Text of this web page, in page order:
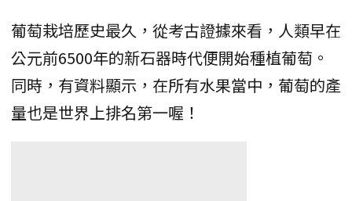
葡萄栽培歷史最久，從考古證據來看，人類早在
公元前6500年的新石器時代便開始種植葡萄。
同時，有資料顯示，在所有水果當中，葡萄的產
量也是世界上排名第一喔！